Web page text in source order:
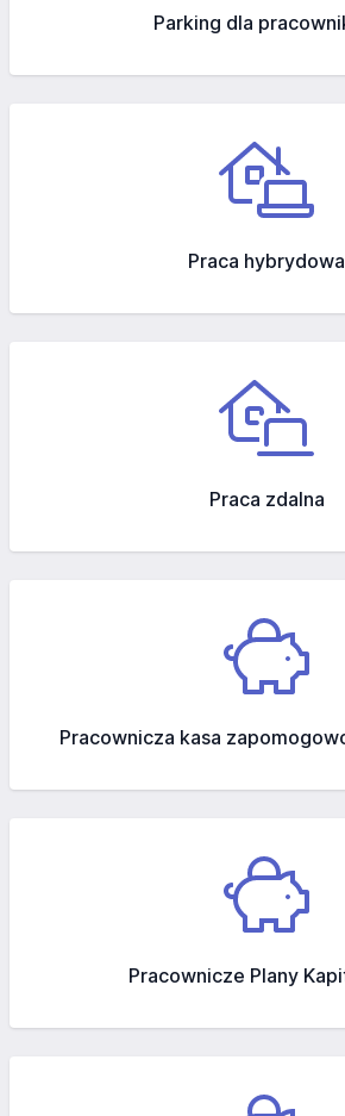
Parking dla
Praca hybrydowa
Praca zdalna
Pracownicza kasa
Pracownicze Plany